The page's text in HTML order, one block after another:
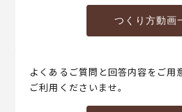
つくり方動画
よくあるご質問と回答内容をご用
ご利用くださいませ。